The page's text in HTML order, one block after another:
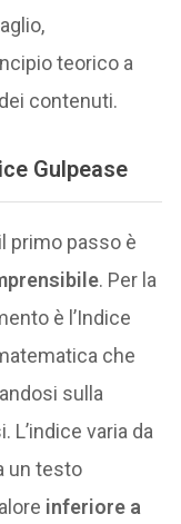
teorico a
contenuti.
Gulpease
primo passo è
. Per la
è l’Indice
che
sulla
L’indice varia da
un testo
inferiore a